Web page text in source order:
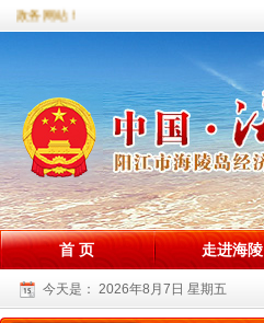
务网站！
首 页 走进海陵
今天是： 2026年8月7日 星期五